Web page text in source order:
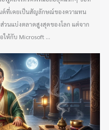
ด์ที่เคยเป็นสัญลักษณ์ของความทน
วนแบ่งตลาดสูงสุดของโลก แต่จาก
ห้กับ Microsoft ...